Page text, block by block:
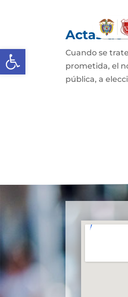
Abrir barra de herramientas
Actas de
Cuando se
prometida, el
pública, a